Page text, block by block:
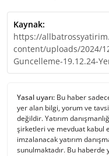
Kaynak:
https://
content/uploads/2024/
Guncelleme-19.12.24-
Yasal uyarı: Bu haber
yer alan bilgi, yorum ve
değildir. Yatırım
şirketleri ve mevduat kabul
imzalanacak yatırım
sunulmaktadır. Bu